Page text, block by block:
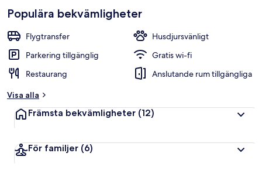
Populära bekvämligheter
Flygtransfer
Husdjursvänligt
Parkering tillgänglig
Gratis wi-fi
Restaurang
Anslutande rum tillgängliga
Visa alla
Främsta bekvämligheter (12)
För familjer (6)